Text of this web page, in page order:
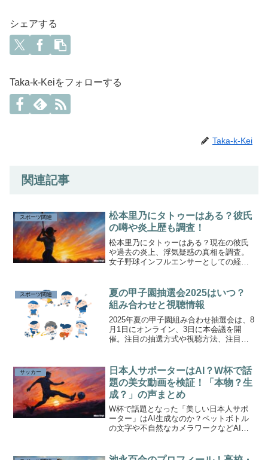
シェアする
Taka-k-Keiをフォローする
Taka-k-Kei
関連記事
スポーツ関連
松本里乃にタトゥーはある？彼氏
の噂や炎上歴も調査！
松本里乃にタトゥーはある？現在の彼氏
や過去の炎上、浮気疑惑の真相を調査。
女子野球インフルエンサーとしての経歴
スポーツ関連
夏の甲子園抽選会2025はいつ？
組み合わせと視聴情報
2025年夏の甲子園組み合わせ抽選会は、8
月1日にオンライン、3日に本会議を開
催。注目の抽選方式や視聴方法、注目校
サッカー
日本人サポーターはAI？W杯で話
題の美女動画を検証！「本物？生
成？」の声まとめ
W杯で話題となった「美しい日本人サポ
ーター」はAI生成なのか？ペットボトル
の文字や不自然なカメラワークなどAI説
りやすく解説します。